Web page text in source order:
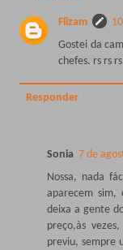
Flizam
Gostei da
chefes. rs rs
Responder
Sonia 7 de
Nossa, nada
aparecem sim,
deixa a gente
preço,às
previu, sempre